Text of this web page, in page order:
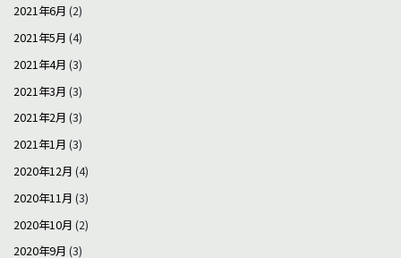
2021年6月 (2)
2021年5月 (4)
2021年4月 (3)
2021年3月 (3)
2021年2月 (3)
2021年1月 (3)
2020年12月 (4)
2020年11月 (3)
2020年10月 (2)
2020年9月 (3)